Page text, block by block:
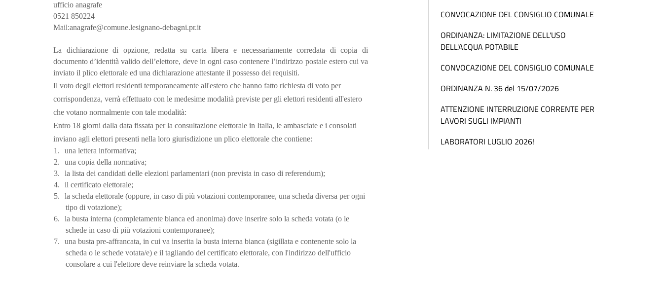
ufficio anagrafe
0521 850224
Mail:anagrafe@comune.lesignano-debagni.pr.it
La dichiarazione di opzione, redatta su carta libera e necessariamente corredata di copia di
documento d’identità valido dell’elettore, deve in ogni caso contenere l’indirizzo postale estero cui va
inviato il plico elettorale ed una dichiarazione attestante il possesso dei requisiti.
Il voto degli elettori residenti temporaneamente all'estero che hanno fatto richiesta di voto per
corrispondenza, verrà effettuato con le medesime modalità previste per gli elettori residenti all'estero
che votano normalmente con tale modalità:
Entro 18 giorni dalla data fissata per la consultazione elettorale in Italia, le ambasciate e i consolati
inviano agli elettori presenti nella loro giurisdizione un plico elettorale che contiene:
1.
una lettera informativa;
2.
una copia della normativa;
3.
la lista dei candidati delle elezioni parlamentari (non prevista in caso di referendum);
4.
il certificato elettorale;
5.
la scheda elettorale (oppure, in caso di più votazioni contemporanee, una scheda diversa per ogni
tipo di votazione);
6.
la busta interna (completamente bianca ed anonima) dove inserire solo la scheda votata (o le
schede in caso di più votazioni contemporanee);
7.
una busta pre-affrancata, in cui va inserita la busta interna bianca (sigillata e contenente solo la
scheda o le schede votata/e) e il tagliando del certificato elettorale, con l'indirizzo dell'ufficio
consolare a cui l'elettore deve reinviare la scheda votata.
CONVOCAZIONE DEL CONSIGLIO COMUNALE
ORDINANZA: LIMITAZIONE DELL'USO
DELL'ACQUA POTABILE
CONVOCAZIONE DEL CONSIGLIO COMUNALE
ORDINANZA N. 36 del 15/07/2026
ATTENZIONE INTERRUZIONE CORRENTE PER
LAVORI SUGLI IMPIANTI
LABORATORI LUGLIO 2026!